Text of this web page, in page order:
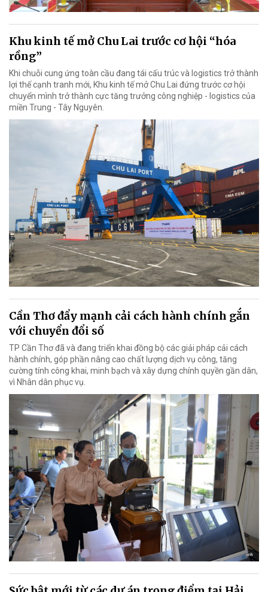
Khu kinh tế mở Chu Lai trước cơ hội “hóa
rồng”
Khi chuỗi cung ứng toàn cầu đang tái cấu trúc và logistics trở thành
lợi thế cạnh tranh mới, Khu kinh tế mở Chu Lai đứng trước cơ hội
chuyển mình trở thành cực tăng trưởng công nghiệp - logistics của
miền Trung - Tây Nguyên.
Cần Thơ đẩy mạnh cải cách hành chính gắn
với chuyển đổi số
TP Cần Thơ đã và đang triển khai đồng bộ các giải pháp cải cách
hành chính, góp phần nâng cao chất lượng dịch vụ công, tăng
cường tính công khai, minh bạch và xây dựng chính quyền gần dân,
vì Nhân dân phục vụ.